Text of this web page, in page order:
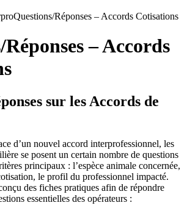
Questions/Réponses – Accords Cotisations
– Accords
sur les Accords de
d’un nouvel accord interprofessionnel, les
se posent un certain nombre de questions
principaux : l’espèce animale concernée,
le profil du professionnel impacté.
des fiches pratiques afin de répondre
essentielles des opérateurs :